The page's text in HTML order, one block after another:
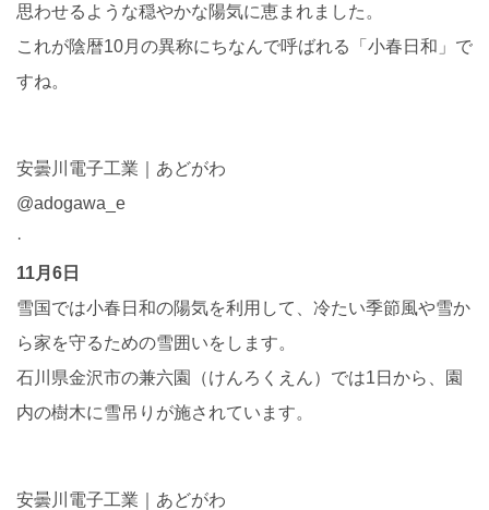
思わせるような穏やかな陽気に恵まれました。
これが陰暦10月の異称にちなんで呼ばれる「小春日和」で
すね。
安曇川電子工業｜あどがわ
@adogawa_e
·
11月6日
雪国では小春日和の陽気を利用して、冷たい季節風や雪か
ら家を守るための雪囲いをします。
石川県金沢市の兼六園（けんろくえん）では1日から、園
内の樹木に雪吊りが施されています。
安曇川電子工業｜あどがわ